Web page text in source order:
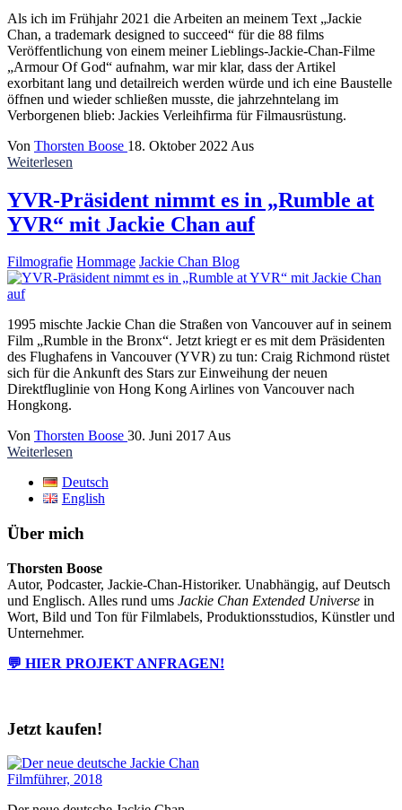
Als ich im Frühjahr 2021 die Arbeiten an meinem Text „Jackie
Chan, a trademark designed to succeed“ für die 88 films
Veröffentlichung von einem meiner Lieblings-Jackie-Chan-Filme
„Armour Of God“ aufnahm, war mir klar, dass der Artikel
exorbitant lang und detailreich werden würde und ich eine Baustelle
öffnen und wieder schließen musste, die jahrzehntelang im
Verborgenen blieb: Jackies Verleihfirma für Filmausrüstung.
Von Thorsten Boose 18. Oktober 2022 Aus
Weiterlesen
YVR-Präsident nimmt es in „Rumble at
YVR“ mit Jackie Chan auf
Filmografie Hommage Jackie Chan Blog
1995 mischte Jackie Chan die Straßen von Vancouver auf in seinem
Film „Rumble in the Bronx“. Jetzt kriegt er es mit dem Präsidenten
des Flughafens in Vancouver (YVR) zu tun: Craig Richmond rüstet
sich für die Ankunft des Stars zur Einweihung der neuen
Direktfluglinie von Hong Kong Airlines von Vancouver nach
Hongkong.
Von Thorsten Boose 30. Juni 2017Aus
Weiterlesen
Deutsch
English
Über mich
Thorsten Boose
Autor, Podcaster, Jackie-Chan-Historiker. Unabhängig, auf Deutsch
und Englisch. Alles rund ums Jackie Chan Extended Universe in
Wort, Bild und Ton für Filmlabels, Produktionsstudios, Künstler und
Unternehmer.
💬 HIER PROJEKT ANFRAGEN!
Jetzt kaufen!